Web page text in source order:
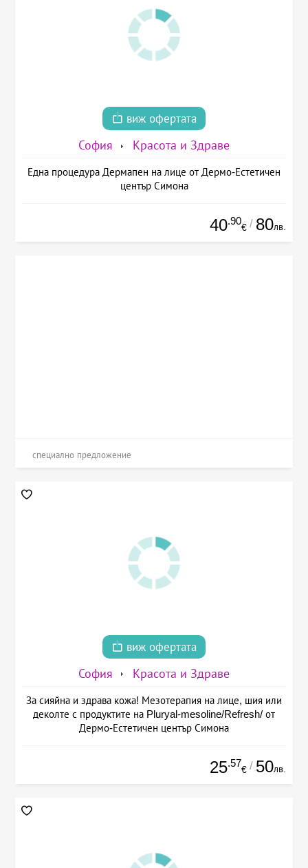
виж офертата
София Красота и Здраве
Една процедура Дермапен на лице от Дермо-Естетичен
център Симона
40.90
€ / 80лв.
специално предложение
виж офертата
София Красота и Здраве
За сияйна и здрава кожа! Мезотерапия на лице, шия или
деколте с продуктите на Pluryal-mesoline/Refresh/ от
Дермо-Естетичен център Симона
25.57
€ / 50лв.